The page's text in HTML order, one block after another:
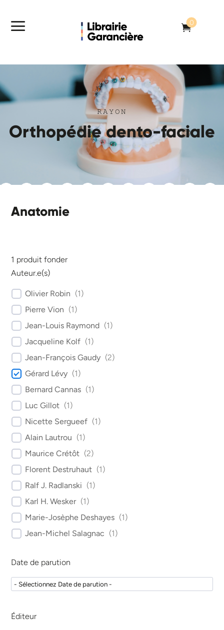
a 
0
RAYON
Orthopédie dento-faciale
Anatomie
1 produit fonder
Auteur.e(s)
Olivier Robin (1)
Pierre Vion (1)
Jean-Louis Raymond (1)
Jacqueline Kolf (1)
Jean-François Gaudy (2)
Gérard Lévy (1)
Bernard Cannas (1)
Luc Gillot (1)
Nicette Sergueef (1)
Alain Lautrou (1)
Maurice Crétôt (2)
Florent Destruhaut (1)
Ralf J. Radlanski (1)
Karl H. Wesker (1)
Marie-Josèphe Deshayes (1)
Jean-Michel Salagnac (1)
Date de parution
Éditeur